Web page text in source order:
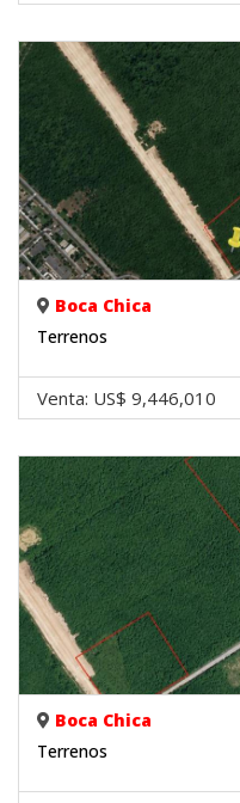
Boca Chica
Terrenos
Venta: US$ 9,446,010
Boca Chica
Terrenos